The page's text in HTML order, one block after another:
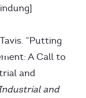
“Putting
A Call to
and
and